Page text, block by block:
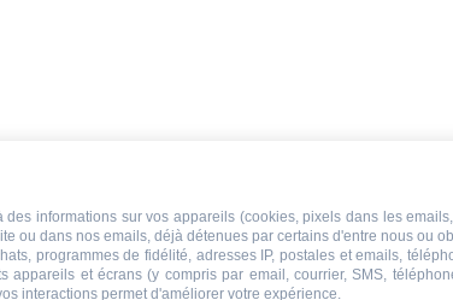
informations sur vos appareils (cookies, pixels dans les
ou dans nos emails, déjà détenues par certains d'entre nous ou
programmes de fidélité, adresses IP, postales et emails,
appareils et écrans (y compris par email, courrier, SMS,
interactions permet d'améliorer votre expérience.